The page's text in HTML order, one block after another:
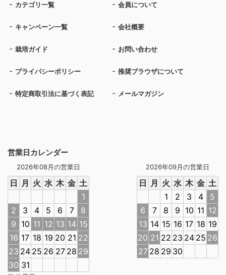
営業日カレンダー
2026年08月の営業日
日 月 火 水 木 金 土
1
2
3 4 5 6 7
8
9 10 11 12 13 14 15
16 17 18 19 20 21 22
23 24 25 26 27 28 29
30 31
2026年09月の営業日
日 月 火 水 木 金 土
1
2 3 4
5
6
7 8 9 10 11 12
13 14 15 16 17 18 19
20 21 22 23 24 25 26
27 28 29 30
カテゴリ一覧 会員について
キャンペーン一覧 会社概要
栽培ガイド お問い合わせ
プライバシーポリシー 推奨ブラウザについて
特定商取引法に基づく表記 メールマガジン